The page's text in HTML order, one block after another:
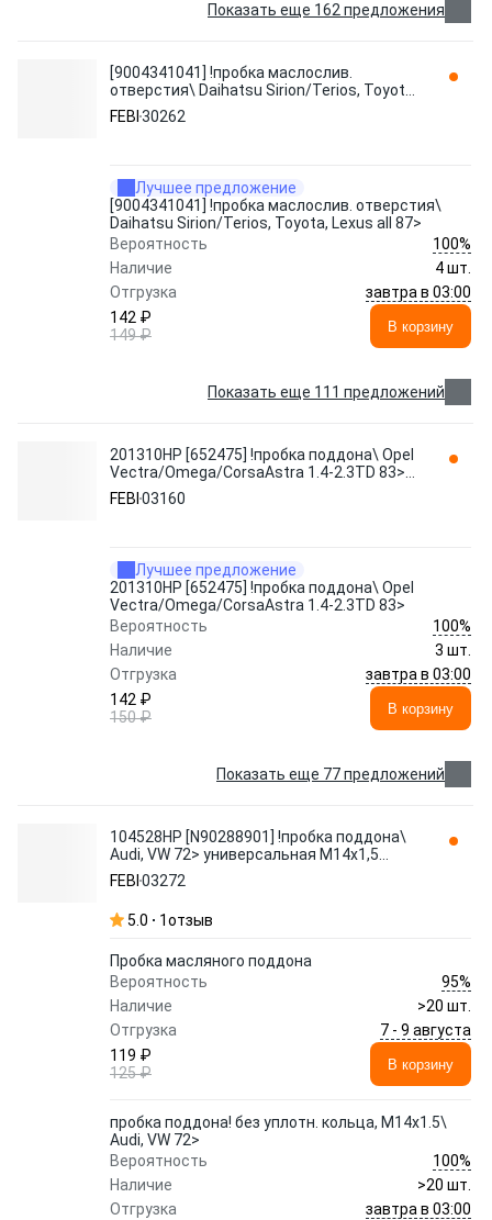
Показать еще 162 предложения
[9004341041] !пробка маслослив.
отверстия\ Daihatsu Sirion/Terios, Toyota,
Lexus all 87> 30262 FEBI
FEBI 30262
Лучшее предложение
[9004341041] !пробка маслослив. отверстия\
Daihatsu Sirion/Terios, Toyota, Lexus all 87>
Вероятность
100%
Наличие
4 шт.
Отгрузка
завтра в 03:00
142 ₽
149 ₽
В корзину
Показать еще 111 предложений
201310HP [652475] !пробка поддона\ Opel
Vectra/Omega/CorsaAstra 1.4-2.3TD 83>
03160 FEBI
FEBI 03160
Лучшее предложение
201310HP [652475] !пробка поддона\ Opel
Vectra/Omega/CorsaAstra 1.4-2.3TD 83>
Вероятность
100%
Наличие
3 шт.
Отгрузка
завтра в 03:00
142 ₽
150 ₽
В корзину
Показать еще 77 предложений
104528HP [N90288901] !пробка поддона\
Audi, VW 72> универсальная M14x1,5
03272 FEBI
FEBI 03272
5.0 1отзыв
Пробка масляного поддона
Вероятность
95%
Наличие
>20 шт.
Отгрузка
7 - 9 августа
119 ₽
125 ₽
В корзину
пробка поддона! без уплотн. кольца, M14x1.5\
Audi, VW 72>
Вероятность
100%
Наличие
>20 шт.
Отгрузка
завтра в 03:00